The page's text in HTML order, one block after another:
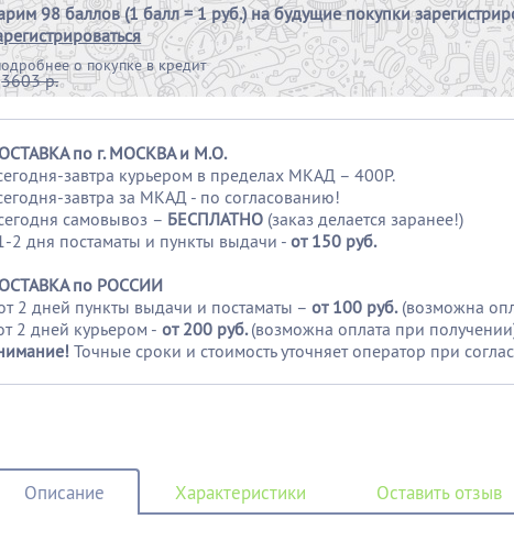
3603 р.
98 баллов (1 балл = 1 руб.)на будущие покупки
о покупке в кредит
по г. МОСКВА и М.О.
завтра курьером в пределах МКАД – 400Р.
завтра за МКАД - по согласованию!
самовывоз – БЕСПЛАТНО (заказ делается заранее!)
2 дня постаматы и пункты выдачи -от 150 руб.
по РОССИИ
2 дней пункты выдачи и постаматы –от 100 руб. (возможна
2 дней курьером -от 200 руб.(возможна оплата при
Точные сроки и стоимость уточняет оператор при
Описание Характеристики Оставить отзыв